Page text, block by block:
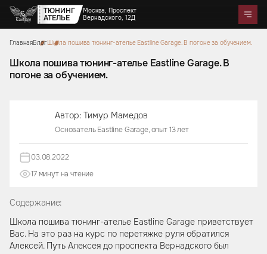
ТЮНИНГ
АТЕЛЬЕ
Москва, Проспект
Вернадского, 12Д
Telegram WhatsApp Max
Портфолио
Цены
О нас Контакты
Звездное небо
Тюнинг руля Шумоизоляция
Ремонт автомобильных салонов
Ремонт кузова и покраска Дизайн проект
Аксессуары
алькантары
спинок сидений для детей
ГлавнаяБлогШкола пошива тюнинг-ателье Eastline Garage. В погоне за обучением.
Школа пошива тюнинг-ателье Eastline Garage. В
погоне за обучением.
Автор: Тимур Мамедов
Основатель Eastline Garage, опыт 13 лет
03.08.2022
17 минут на чтение
Содержание:
Школа пошива тюнинг-ателье Eastline Garage приветствует
Вас. На это раз на курс по перетяжке руля обратился
Алексей. Путь Алексея до проспекта Вернадского был